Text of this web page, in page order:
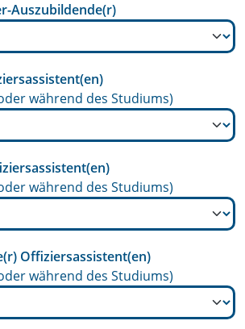
Auszubildende(r)
während des Studiums)
während des Studiums)
Offiziersassistent(en)
während des Studiums)